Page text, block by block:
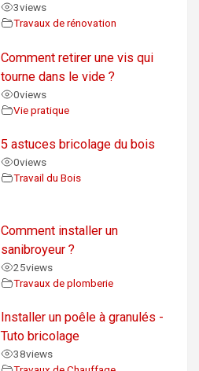
3views
Travaux de rénovation
Comment retirer une vis qui
tourne dans le vide ?
0views
Vie pratique
5 astuces bricolage du bois
0views
Travail du Bois
Comment installer un
sanibroyeur ?
25views
Travaux de plomberie
Installer un poêle à granulés -
Tuto bricolage
38views